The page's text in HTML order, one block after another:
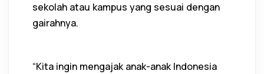
sekolah atau kampus yang sesuai dengan
gairahnya.
“Kita ingin mengajak anak-anak Indonesia